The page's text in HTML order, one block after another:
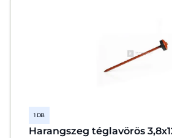
1 DB
Harangszeg téglavörös